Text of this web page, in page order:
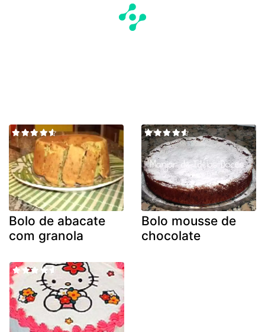
Bolo de abacate
com granola
Bolo mousse de
chocolate